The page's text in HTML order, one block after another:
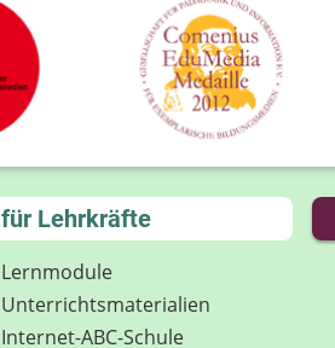
für Lehrkräfte
Lernmodule
Unterrichts­materialien
Internet-ABC-Schule